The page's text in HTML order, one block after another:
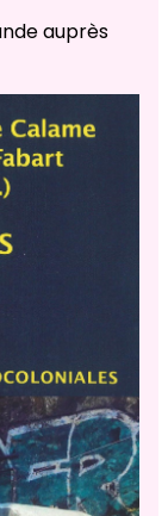
auprès